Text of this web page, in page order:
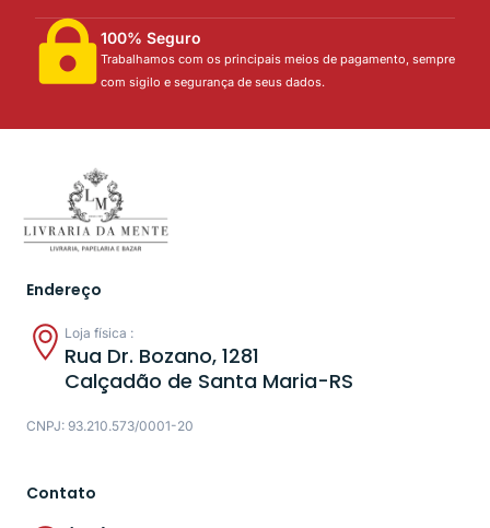
100% Seguro
Trabalhamos com os principais meios de pagamento, sempre
com sigilo e segurança de seus dados.
Endereço
Loja física :
Rua Dr. Bozano, 1281
Calçadão de Santa Maria-RS
CNPJ: 93.210.573/0001-20
Contato